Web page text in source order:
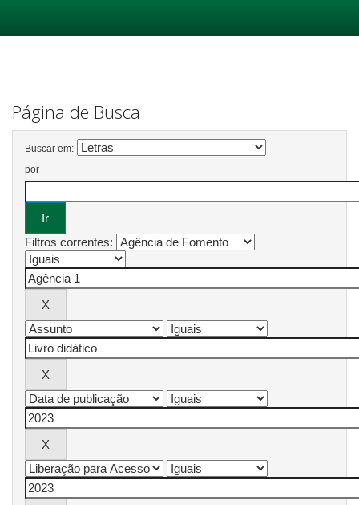
Página de Busca
Buscar em:
por
Filtros correntes: